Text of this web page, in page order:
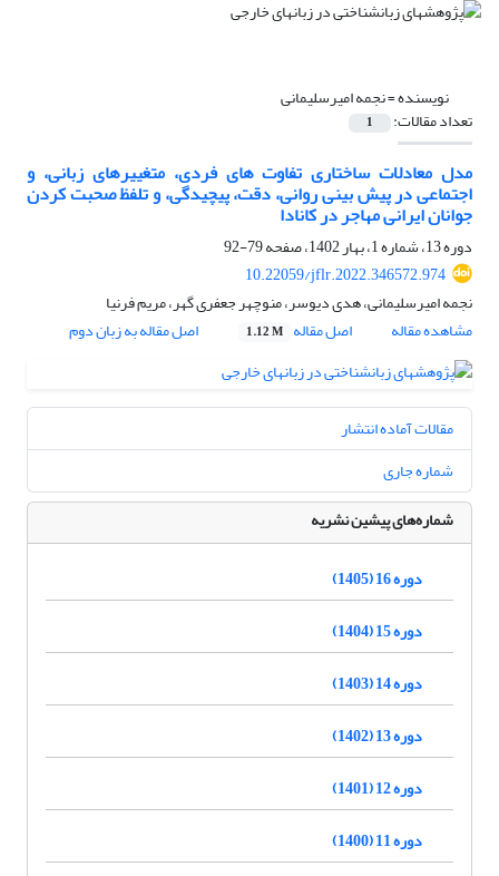
نویسنده =نجمه امیرسلیمانی
تعداد مقالات: 1
مدل معادلات ساختاری تفاوت های فردی، متغییرهای زبانی، و
اجتماعی در پیش بینی روانی، دقت، پیچیدگی، و تلفظ صحبت کردن
جوانان ایرانی مهاجر در کانادا
دوره 13، شماره 1، بهار 1402، صفحه
79-92
10.22059/jflr.2022.346572.974
نجمه امیرسلیمانی، هدی دیوسر، منوچهر جعفری گهر، مریم فرنیا
مشاهده مقاله
اصل مقاله 1.12 M اصل مقاله به زبان دوم
مقالات آماده انتشار
شماره جاری
شماره‌های پیشین نشریه
دوره 16 (1405)
دوره 15 (1404)
دوره 14 (1403)
دوره 13 (1402)
دوره 12 (1401)
دوره 11 (1400)